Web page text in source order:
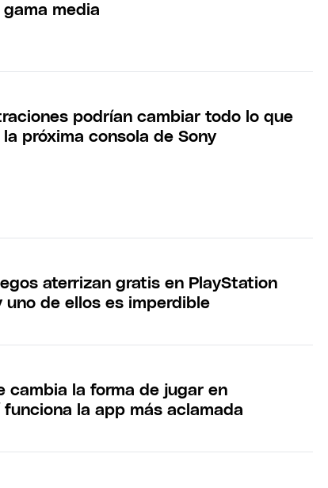
media
podrían cambiar todo lo que
próxima consola de Sony
aterrizan gratis en PlayStation
uno de ellos es imperdible
cambia la forma de jugar en
funciona la app más aclamada